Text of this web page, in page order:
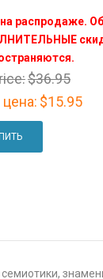
на распродаже.
$36.95
$15.95